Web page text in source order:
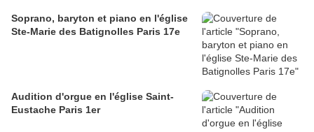
Soprano, baryton et piano en l'église
Ste-Marie des Batignolles Paris 17e
Audition d'orgue en l'église Saint-
Eustache Paris 1er